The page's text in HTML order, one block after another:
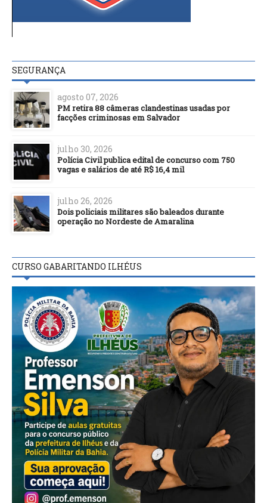
SEGURANÇA
agosto 07, 2026
PM retira 88 câmeras clandestinas usadas por
facções criminosas em Salvador
julho 30, 2026
Polícia Civil publica edital de concurso com 750
vagas e salários de até R$ 16,4 mil
julho 26, 2026
Dois policiais militares são baleados durante
operação no Nordeste de Amaralina
CURSO GABARITANDO ILHÉUS